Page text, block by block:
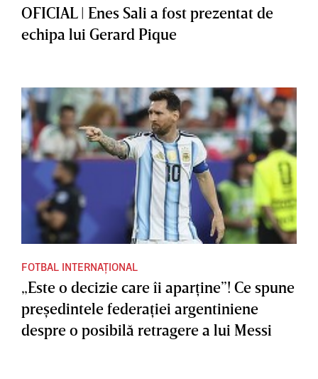
OFICIAL | Enes Sali a fost prezentat de
echipa lui Gerard Pique
FOTBAL INTERNAȚIONAL
„Este o decizie care îi aparţine”! Ce spune
preşedintele federaţiei argentiniene
despre o posibilă retragere a lui Messi